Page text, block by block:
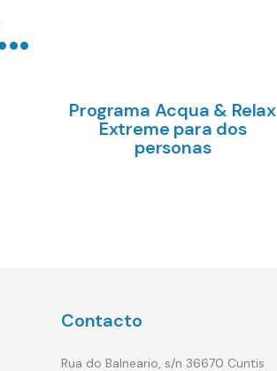
Seleccionar
opciones
Programa Acqua & Relax
Extreme para dos
personas
€
Contacto
Rua do Balneario, s/n 36670 Cuntis